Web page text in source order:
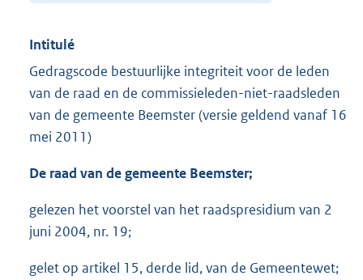
Intitulé
Gedragscode bestuurlijke integriteit voor de leden
van de raad en de commissieleden-niet-raadsleden
van de gemeente Beemster (versie geldend vanaf 16
mei 2011)
De raad van de gemeente Beemster;
gelezen het voorstel van het raadspresidium van 2
juni 2004, nr. 19;
gelet op artikel 15, derde lid, van de Gemeentewet;